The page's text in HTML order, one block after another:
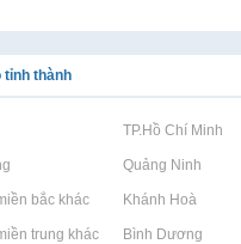
tỉnh thành
Rao vặt tại TP.Hồ Chí Minh
Rao vặt tại Quảng Ninh
bắc khác
Rao vặt tại Khánh Hoà
trung khác
Rao vặt tại Bình Dương